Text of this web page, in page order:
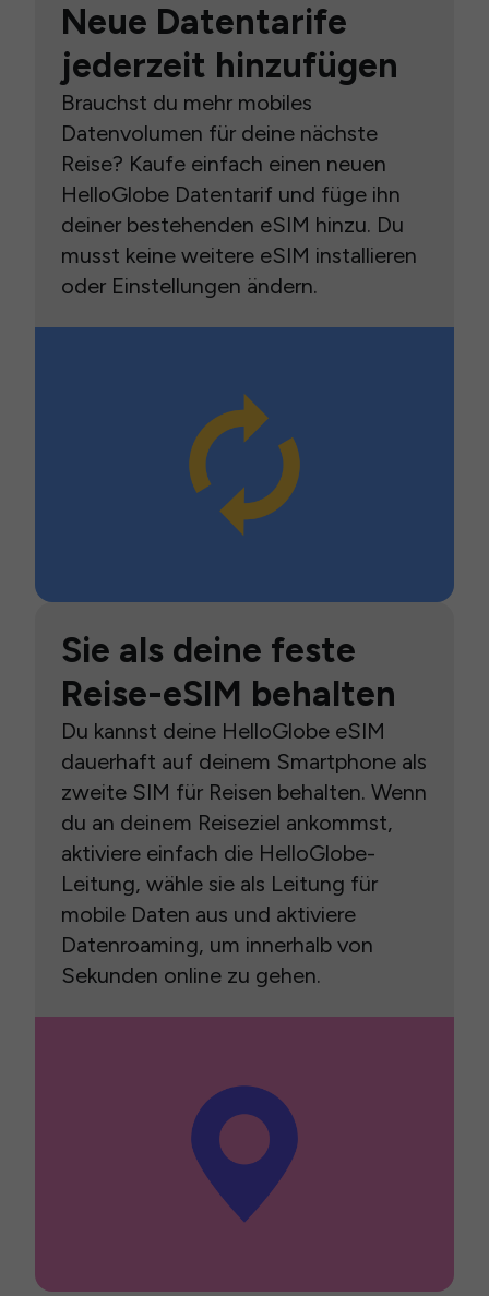
Neue Datentarife
jederzeit hinzufügen
Brauchst du mehr mobiles
Datenvolumen für deine nächste
Reise? Kaufe einfach einen neuen
HelloGlobe Datentarif und füge ihn
deiner bestehenden eSIM hinzu. Du
musst keine weitere eSIM installieren
oder Einstellungen ändern.
Sie als deine feste
Reise-eSIM behalten
Du kannst deine HelloGlobe eSIM
dauerhaft auf deinem Smartphone als
zweite SIM für Reisen behalten. Wenn
du an deinem Reiseziel ankommst,
aktiviere einfach die HelloGlobe-
Leitung, wähle sie als Leitung für
mobile Daten aus und aktiviere
Datenroaming, um innerhalb von
Sekunden online zu gehen.